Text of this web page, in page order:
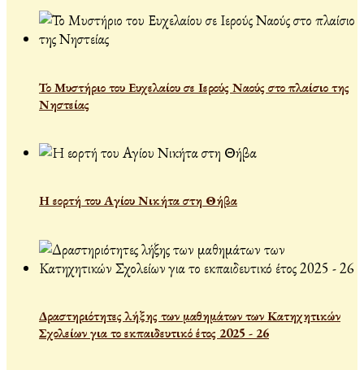
Το Μυστήριο του Ευχελαίου σε Ιερούς Ναούς στο πλαίσιο της
Νηστείας
Η εορτή του Αγίου Νικήτα στη Θήβα
Δραστηριότητες λήξης των μαθημάτων των Κατηχητικών
Σχολείων για το εκπαιδευτικό έτος 2025 - 26